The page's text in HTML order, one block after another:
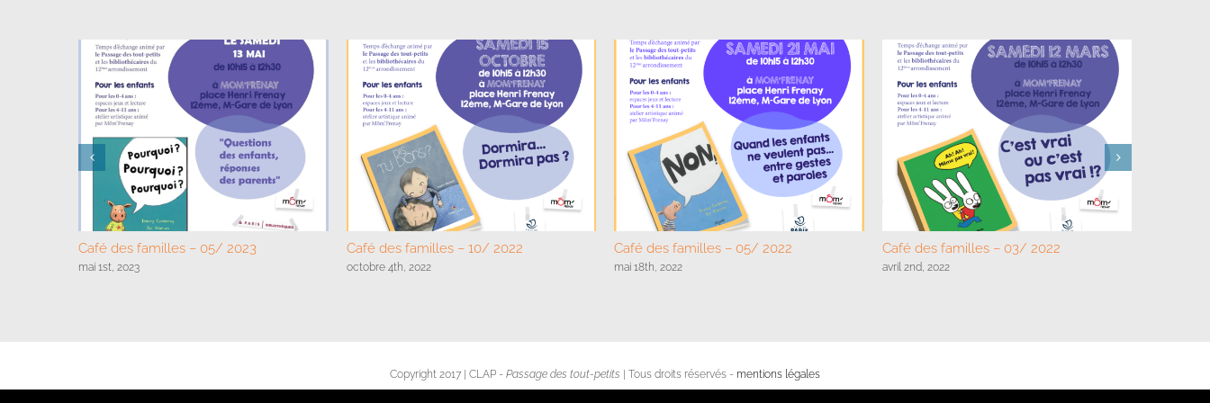
Café des familles – 05/ 2023
mai 1st, 2023
Café des familles – 10/ 2022
octobre 4th, 2022
Café des familles – 05/ 2022
mai 18th, 2022
Café des familles – 03/ 2022
avril 2nd, 2022
Copyright 2017 | CLAP - Passage des tout-petits | Tous droits réservés - mentions légales